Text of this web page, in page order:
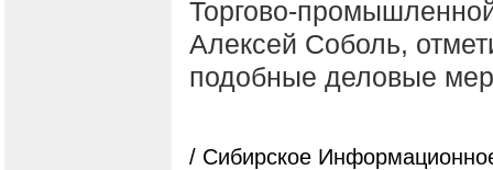
Торгово-
Алексей Соболь,
подобные деловые
/ Сибирское